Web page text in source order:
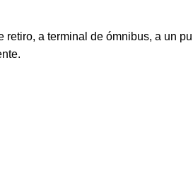
a terminal de ómnibus, a un